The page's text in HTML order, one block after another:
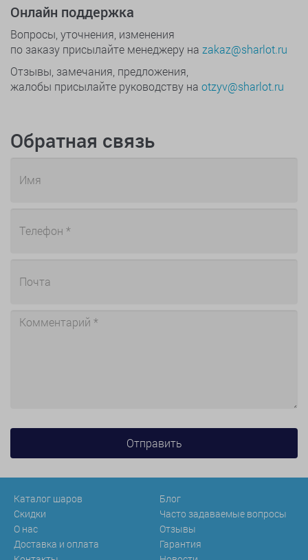
Онлайн поддержка
Вопросы, уточнения, изменения
по заказу присылайте менеджеру на zakaz@sharlot.ru
Отзывы, замечания, предложения,
жалобы присылайте руководству на otzyv@sharlot.ru
Обратная связь
Каталог шаров
Скидки
О нас
Доставка и оплата
Блог
Часто задаваемые вопросы
Отзывы
Гарантия